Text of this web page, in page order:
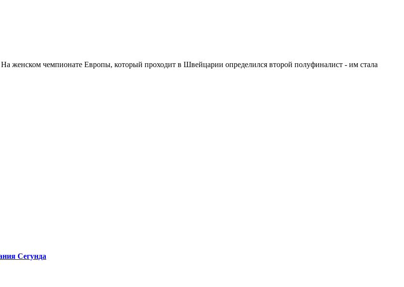
чемпионате Европы, который проходит в Швейцарии определился второй полуфиналист - им стала
Сегунда